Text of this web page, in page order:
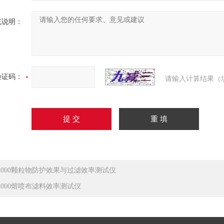
明：
码： 请输入计算结果（
颗粒物防护效果与过滤效率测试仪
熔喷布滤料效率测试仪